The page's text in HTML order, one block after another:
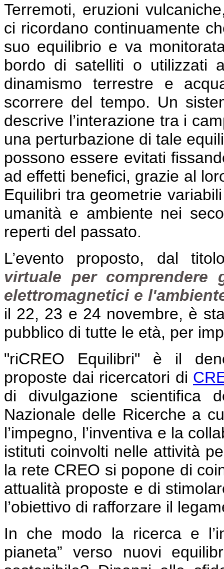
Terremoti, eruzioni
ci ricordano continuamente
suo equilibrio e va
bordo di satelliti o utilizzati
dinamismo terrestre e
scorrere del tempo. Un
descrive l’interazione tra i
una perturbazione di tale
possono essere evitati
ad effetti benefici, grazie al
Equilibri tra geometrie
umanità e ambiente nei
reperti del passato.
L’evento proposto, dal
virtuale per
elettromagnetici e
il 22, 23 e 24 novembre, è
pubblico di tutte le età, per
"riCREO Equilibri" è il
proposte dai ricercatori di
di divulgazione scientifica
Nazionale delle Ricerche a
l’impegno, l’inventiva e la
istituti coinvolti nelle attività
la rete CREO si popone di
attualità proposte e di
l’obiettivo di rafforzare il
In che modo la ricerca e
pianeta” verso nuovi